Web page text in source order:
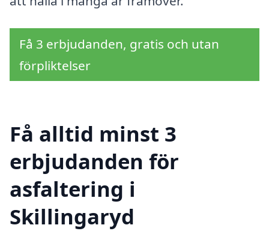
Få 3 erbjudanden, gratis och utan
förpliktelser
Få alltid minst 3
erbjudanden för
asfaltering i
Skillingaryd